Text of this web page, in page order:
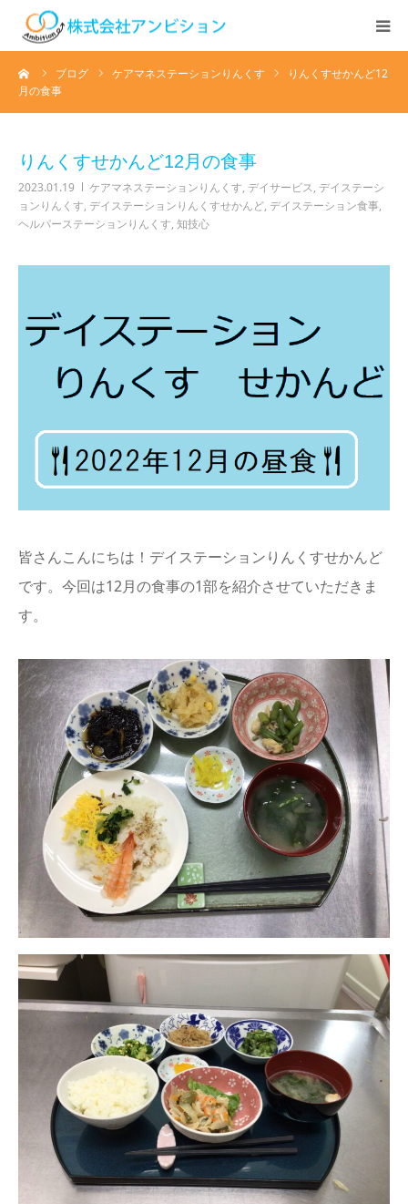
ブログ ケアマネステーションりんくす
りんくすせかんど12
月の食事
りんくすせかんど12月の食事
2023.01.19 ケアマネステーションりんくす, デイサービス, デイステーシ
ョンりんくす, デイステーションりんくすせかんど, デイステーション食事,
ヘルパーステーションりんくす, 知技心
皆さんこんにちは！デイステーションりんくすせかんど
です。今回は12月の食事の1部を紹介させていただきま
す。
ホーム
サービス紹介
デイステーション
快護ラボ知技心
求人情報